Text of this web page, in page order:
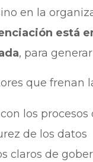
en la
está
, para
que frenan
los
de los datos
claros de